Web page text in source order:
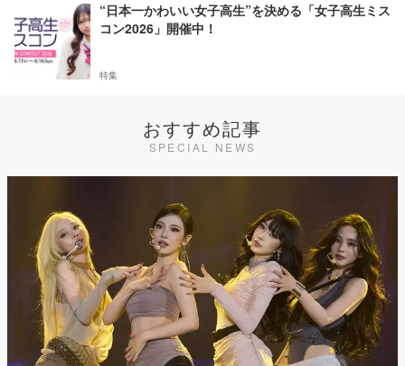
“日本一かわいい女子高生”を決める「女子高生ミス
コン2026」開催中！
特集
おすすめ記事
SPECIAL NEWS